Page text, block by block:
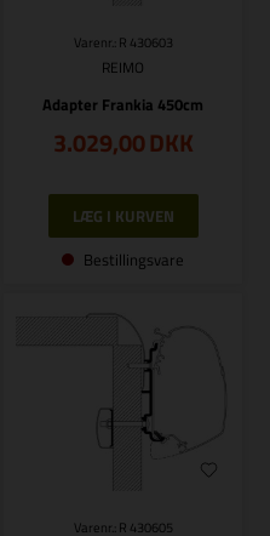
Varenr.: R 430603
REIMO
Adapter Frankia 450cm
3.029,00DKK
Bestillingsvare
Varenr.: R 430605